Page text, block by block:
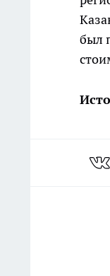
был